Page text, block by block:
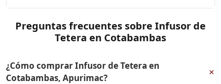
Preguntas frecuentes sobre Infusor de
Tetera en Cotabambas
¿Cómo comprar Infusor de Tetera en
Cotabambas, Apurimac?
+